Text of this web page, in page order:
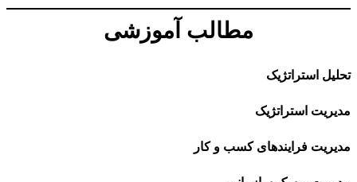
مطالب آموزشی
تحلیل استراتژیک
مدیریت استراتژیک
مدیریت فرایندهای کسب و کار